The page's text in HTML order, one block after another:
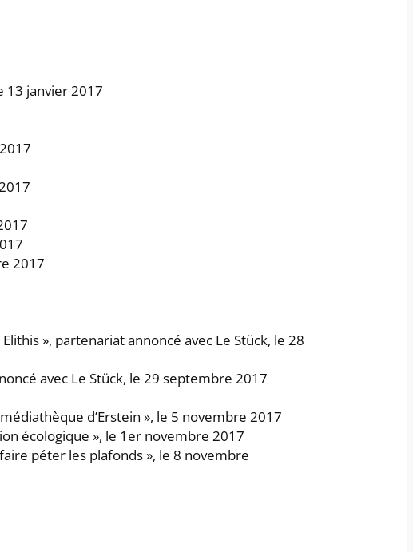
13 janvier 2017
2017
», partenariat annoncé avec Le Stück, le 28
avec Le Stück, le 29 septembre 2017
d’Erstein », le 5 novembre 2017
écologique », le 1er novembre 2017
péter les plafonds », le 8 novembre